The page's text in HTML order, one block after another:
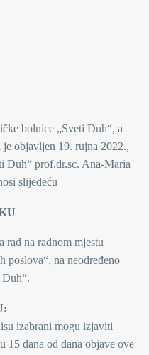
bolnice „Sveti Duh“, a
objavljen 19. rujna 2022.,
Duh“ prof.dr.sc. Ana-Maria
slijedeću
rad na radnom mjestu
poslova“, na neodređeno
izabrani mogu izjaviti
dana od dana objave ove